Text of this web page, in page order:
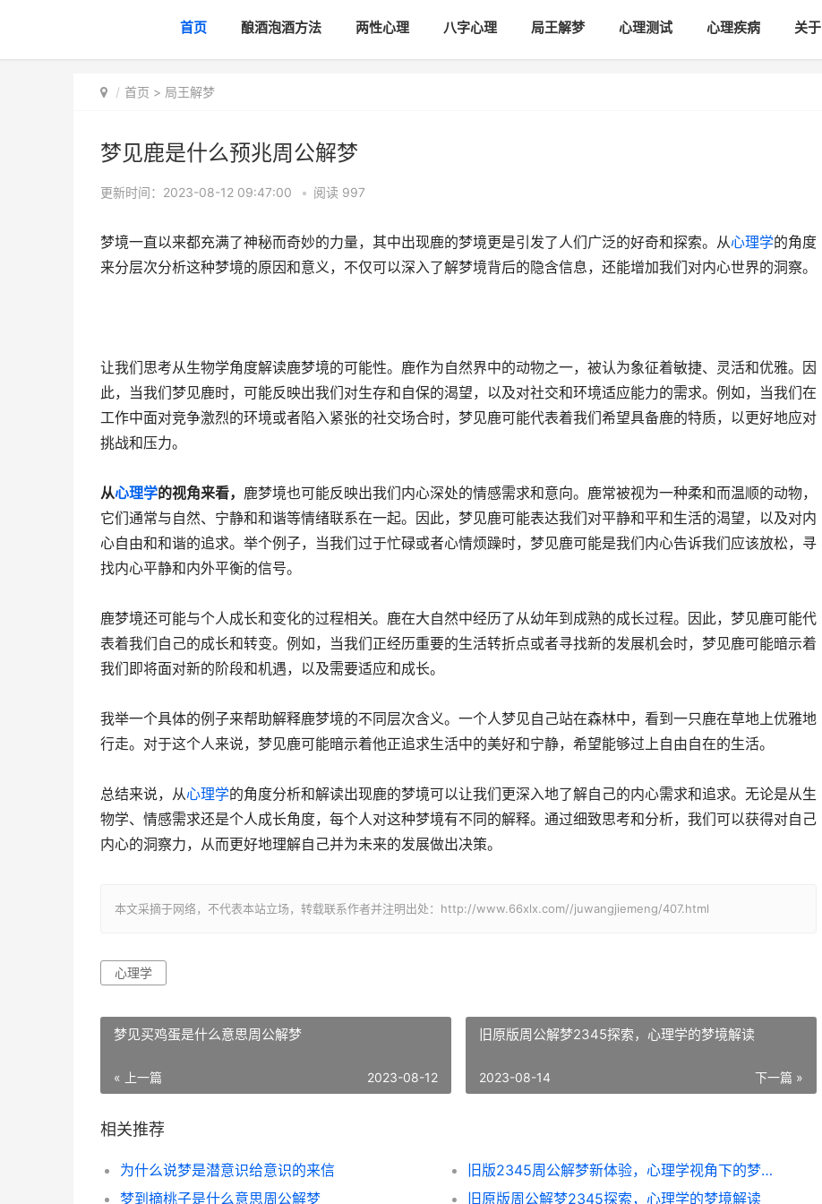
首页 酿酒泡酒方法 两性心理 八字心理 局王解梦 心理测试 心理疾病 关于
首页 > 局王解梦
梦见鹿是什么预兆周公解梦
更新时间：2023-08-12 09:47:00 • 阅读 997
梦境一直以来都充满了神秘而奇妙的力量，其中出现鹿的梦境更是引发了人们广泛的好奇和探索。从心理学的角度
来分层次分析这种梦境的原因和意义，不仅可以深入了解梦境背后的隐含信息，还能增加我们对内心世界的洞察。
让我们思考从生物学角度解读鹿梦境的可能性。鹿作为自然界中的动物之一，被认为象征着敏捷、灵活和优雅。因
此，当我们梦见鹿时，可能反映出我们对生存和自保的渴望，以及对社交和环境适应能力的需求。例如，当我们在
工作中面对竞争激烈的环境或者陷入紧张的社交场合时，梦见鹿可能代表着我们希望具备鹿的特质，以更好地应对
挑战和压力。
从心理学的视角来看， 鹿梦境也可能反映出我们内心深处的情感需求和意向。鹿常被视为一种柔和而温顺的动物，
它们通常与自然、宁静和和谐等情绪联系在一起。因此，梦见鹿可能表达我们对平静和平和生活的渴望，以及对内
心自由和和谐的追求。举个例子，当我们过于忙碌或者心情烦躁时，梦见鹿可能是我们内心告诉我们应该放松，寻
找内心平静和内外平衡的信号。
鹿梦境还可能与个人成长和变化的过程相关。鹿在大自然中经历了从幼年到成熟的成长过程。因此，梦见鹿可能代
表着我们自己的成长和转变。例如，当我们正经历重要的生活转折点或者寻找新的发展机会时，梦见鹿可能暗示着
我们即将面对新的阶段和机遇，以及需要适应和成长。
我举一个具体的例子来帮助解释鹿梦境的不同层次含义。一个人梦见自己站在森林中，看到一只鹿在草地上优雅地
行走。对于这个人来说，梦见鹿可能暗示着他正追求生活中的美好和宁静，希望能够过上自由自在的生活。
总结来说，从心理学的角度分析和解读出现鹿的梦境可以让我们更深入地了解自己的内心需求和追求。无论是从生
物学、情感需求还是个人成长角度，每个人对这种梦境有不同的解释。通过细致思考和分析，我们可以获得对自己
内心的洞察力，从而更好地理解自己并为未来的发展做出决策。
本文采摘于网络，不代表本站立场，转载联系作者并注明出处：http://www.66xlx.com//juwangjiemeng/407.html
心理学
梦见买鸡蛋是什么意思周公解梦
« 上一篇 2023-08-12
旧原版周公解梦2345探索，心理学的梦境解读
下一篇 »
2023-08-14
相关推荐
为什么说梦是潜意识给意识的来信
旧版2345周公解梦新体验，心理学视角下的梦境解读
梦到摘桃子是什么意思周公解梦
旧原版周公解梦2345探索，心理学的梦境解读